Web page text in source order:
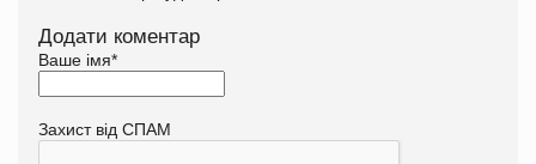
Додати коментар
Ваше імя*
Захист від СПАМ